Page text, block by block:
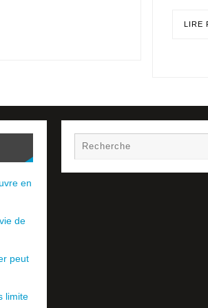
LIRE
en
de
peut
limite